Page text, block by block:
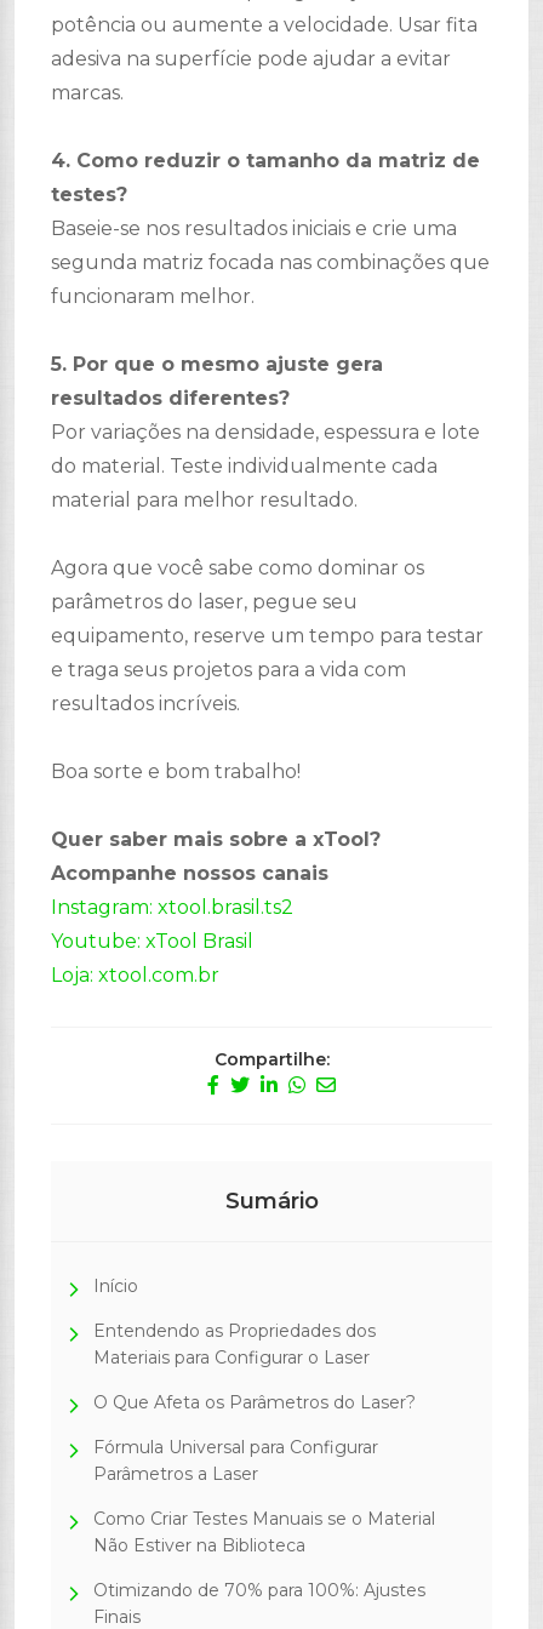
potência ou aumente a velocidade. Usar fita
adesiva na superfície pode ajudar a evitar
marcas.
4. Como reduzir o tamanho da matriz de
testes?
Baseie-se nos resultados iniciais e crie uma
segunda matriz focada nas combinações que
funcionaram melhor.
5. Por que o mesmo ajuste gera
resultados diferentes?
Por variações na densidade, espessura e lote
do material. Teste individualmente cada
material para melhor resultado.
Agora que você sabe como dominar os
parâmetros do laser, pegue seu
equipamento, reserve um tempo para testar
e traga seus projetos para a vida com
resultados incríveis.
Boa sorte e bom trabalho!
Quer saber mais sobre a xTool?
Acompanhe nossos canais
Instagram: xtool.brasil.ts2
Youtube: xTool Brasil
Loja: xtool.com.br
Compartilhe:
Sumário
Início
Entendendo as Propriedades dos
Materiais para Configurar o Laser
O Que Afeta os Parâmetros do Laser?
Fórmula Universal para Configurar
Parâmetros a Laser
Como Criar Testes Manuais se o Material
Não Estiver na Biblioteca
Otimizando de 70% para 100%: Ajustes
Finais